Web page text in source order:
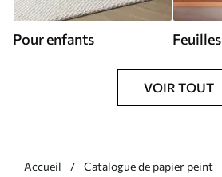
Pour enfants Feuilles
VOIR TOUT
Accueil
Catalogue de papier peint